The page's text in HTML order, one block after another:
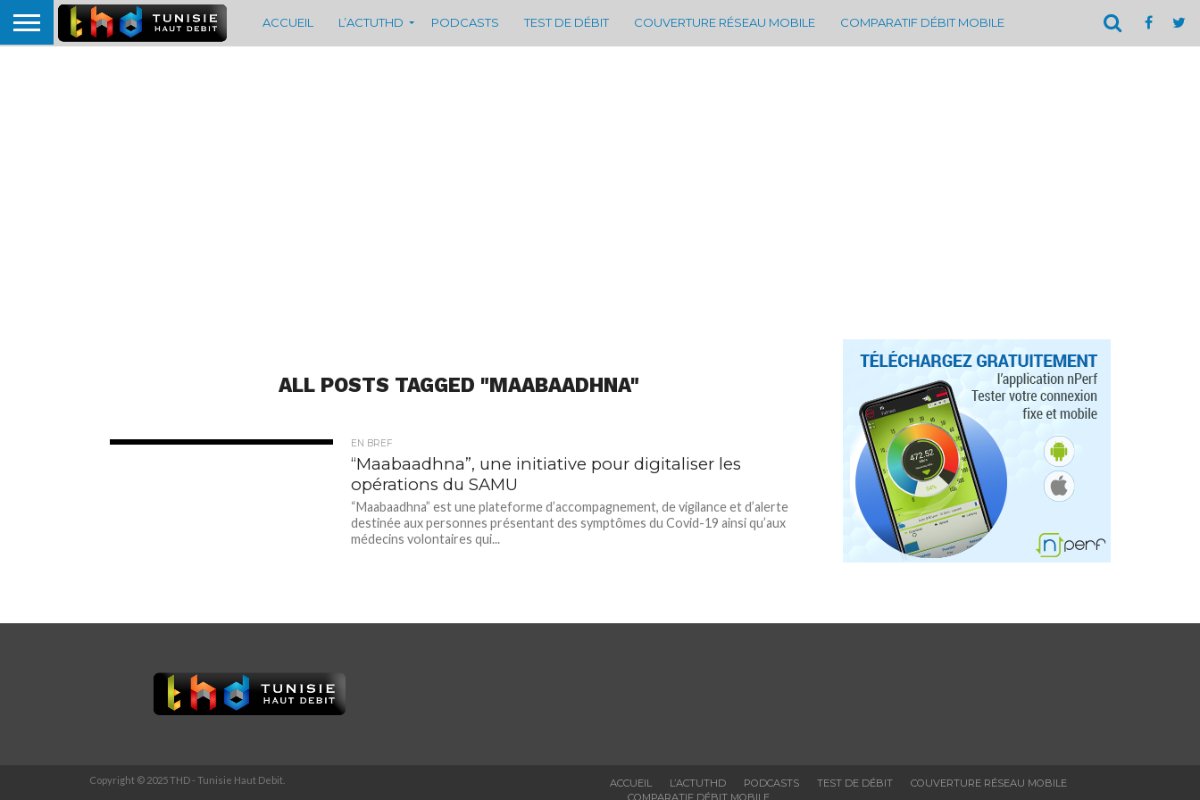
ACCUEIL L’ACTUTHD PODCASTS TEST DE DÉBIT COUVERTURE RÉSEAU MOBILE COMPARATIF DÉBIT MOBILE
ALL POSTS TAGGED "MAABAADHNA"
EN BREF
“Maabaadhna”, une initiative pour digitaliser les
opérations du SAMU
“Maabaadhna” est une plateforme d’accompagnement, de vigilance et d’alerte
destinée aux personnes présentant des symptômes du Covid-19 ainsi qu’aux
médecins volontaires qui...
ACCUEIL L’ACTUTHD PODCASTS TEST DE DÉBIT
COUVERTURE RÉSEAU MOBILE
Copyright © 2025 THD - Tunisie Haut Debit.